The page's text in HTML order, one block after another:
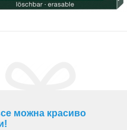
можна красиво